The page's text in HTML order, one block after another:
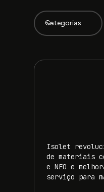
Categorias
Isolet
de materiais
e NEO e
serviço para